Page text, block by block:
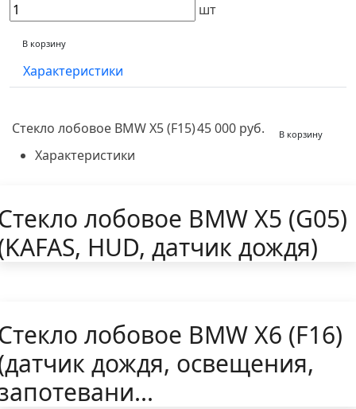
шт
В корзину
Характеристики
Стекло лобовое BMW X5 (F15)45 000 руб. В корзину
Характеристики
лобовое BMW X5 (G05)
HUD, датчик дождя)
лобовое BMW X6 (F16)
дождя, освещения,